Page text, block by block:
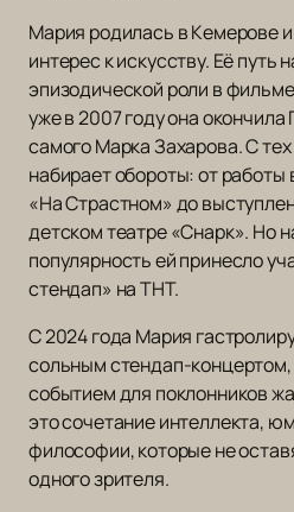
Мария родилась в Кемерове
интерес к искусству. Её путь
эпизодической роли в
уже в 2007 году она
самого Марка Захарова. С
набирает обороты: от
«На Страстном» до
детском театре «Снарк». Но
популярность ей принесло
стендап» на ТНТ.
С 2024 года Мария
сольным стендап-концертом,
событием для поклонников
это сочетание интеллекта,
философии, которые не
одного зрителя.